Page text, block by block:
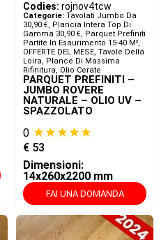
Codies: rojnov4tcw
Categorie: Tavolati Jumbo Da
30,90 €, Plancia Intera Top Di
Gamma 30,90 €, Parquet Prefiniti
Partite In Esaurimento 15-40 M²,
OFFERTE DEL MESE, Tavole Della
Loira, Plance Di Massima
Rifinitura, Olio Cerate
PARQUET PREFINITI –
JUMBO ROVERE
NATURALE – OLIO UV –
SPAZZOLATO
0 ★★★★★
€ 53
Dimensioni:
14x260x2200 mm
FAI UNA DOMANDA